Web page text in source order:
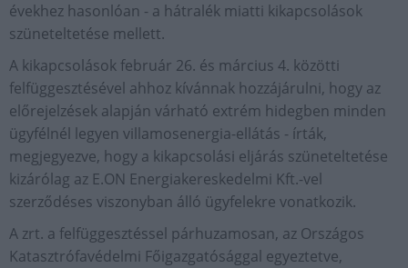
évekhez hasonlóan - a hátralék miatti kikapcsolások
szüneteltetése mellett.
A kikapcsolások február 26. és március 4. közötti
felfüggesztésével ahhoz kívánnak hozzájárulni, hogy az
előrejelzések alapján várható extrém hidegben minden
ügyfélnél legyen villamosenergia-ellátás - írták,
megjegyezve, hogy a kikapcsolási eljárás szüneteltetése
kizárólag az E.ON Energiakereskedelmi Kft.-vel
szerződéses viszonyban álló ügyfelekre vonatkozik.
A zrt. a felfüggesztéssel párhuzamosan, az Országos
Katasztrófavédelmi Főigazgatósággal egyeztetve,